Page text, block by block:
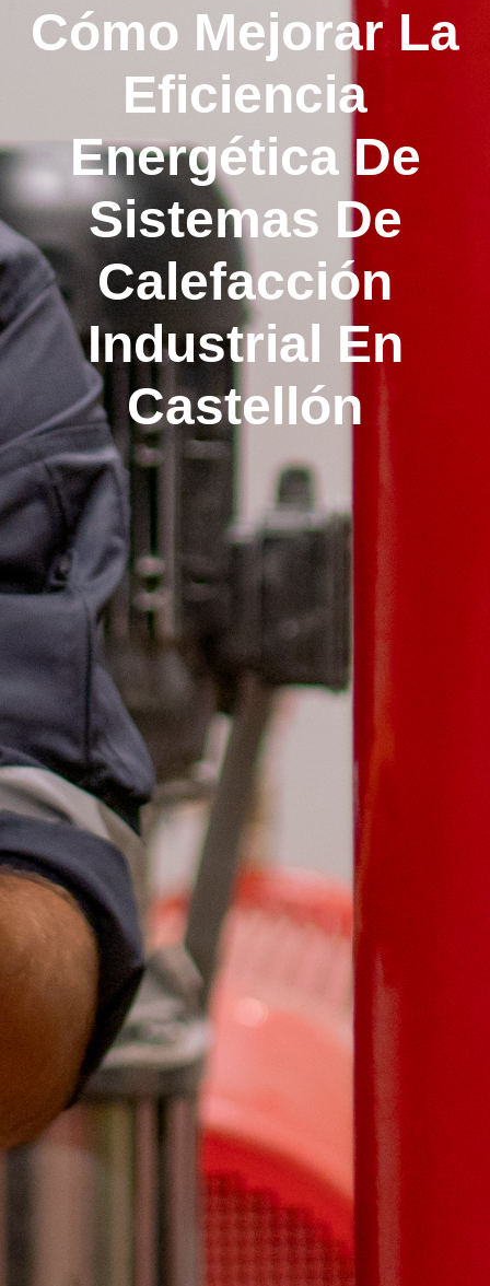
Cómo Mejorar La
Eficiencia
Energética De
Sistemas De
Calefacción
Industrial En
Castellón